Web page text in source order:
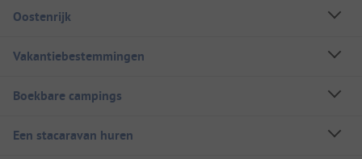
Oostenrijk
Vakantiebestemmingen
Boekbare campings
Een stacaravan huren